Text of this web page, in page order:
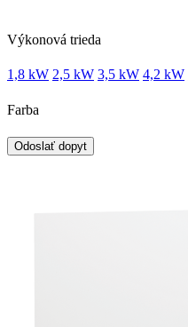
Výkonová trieda
1,8 kW 2,5 kW 3,5 kW 4,2 kW
Farba
Odoslať dopyt